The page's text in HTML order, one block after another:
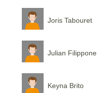
Joris Tabouret
Julian Filippone
Keyna Brito